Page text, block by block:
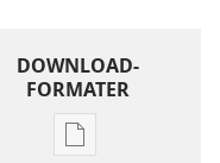
DOWNLOAD-
FORMATER
Indstillinger